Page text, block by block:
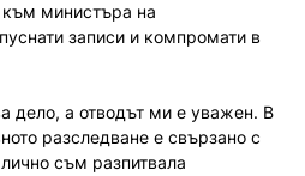
към министъра на
записи и компромати в
дело, а отводът ми е уважен. В
разследване е свързано с
съм разпитвала